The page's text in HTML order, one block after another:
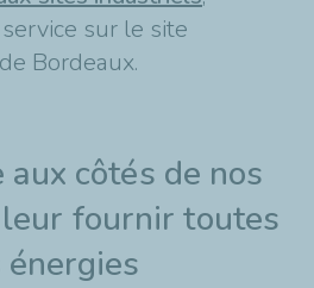
sur le site
Bordeaux.
aux côtés de nos
fournir toutes
énergies